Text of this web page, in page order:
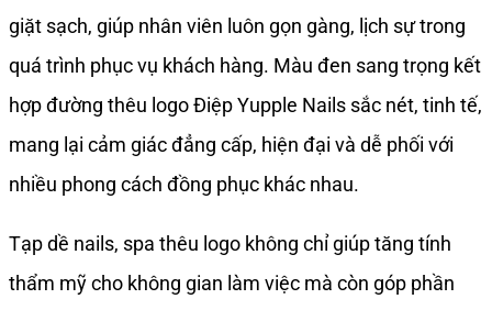
giặt sạch, giúp nhân viên luôn gọn gàng, lịch sự trong
quá trình phục vụ khách hàng. Màu đen sang trọng kết
hợp đường thêu logo Điệp Yupple Nails sắc nét, tinh tế,
mang lại cảm giác đẳng cấp, hiện đại và dễ phối với
nhiều phong cách đồng phục khác nhau.
Tạp dề nails, spa thêu logo không chỉ giúp tăng tính
thẩm mỹ cho không gian làm việc mà còn góp phần